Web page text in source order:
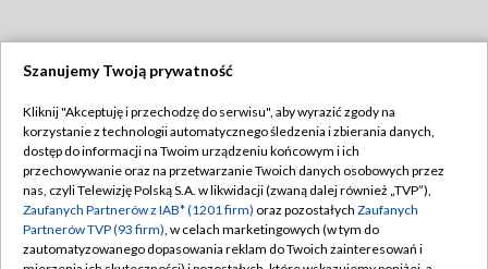
TVP
Abonament TVP
Emisja w TVP
Centrum informacji TVP
Regulamin TVP
Polityka prywatności
Moje zgody
Szanujemy Twoją prywatność
Kliknij "Akceptuję i przechodzę do serwisu", aby wyrazić zgody na
korzystanie z technologii automatycznego śledzenia i zbierania danych,
dostęp do informacji na Twoim urządzeniu końcowym i ich
przechowywanie oraz na przetwarzanie Twoich danych osobowych przez
nas, czyli Telewizję Polską S.A. w likwidacji (zwaną dalej również „TVP”),
Zaufanych Partnerów z IAB* (1201 firm) oraz pozostałych Zaufanych
Partnerów TVP (93 firm), w celach marketingowych (w tym do
zautomatyzowanego dopasowania reklam do Twoich zainteresowań i